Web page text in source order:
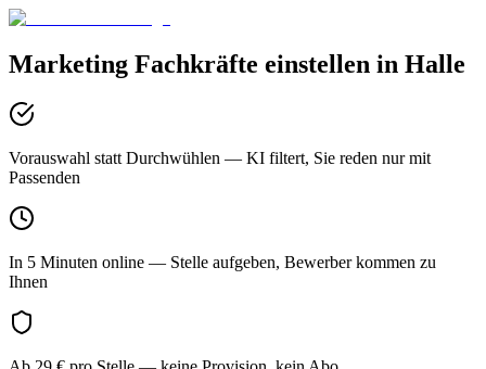
Marketing Fachkräfte einstellen in Halle
Vorauswahl statt Durchwühlen — KI filtert, Sie reden nur mit
Passenden
In 5 Minuten online — Stelle aufgeben, Bewerber kommen zu
Ihnen